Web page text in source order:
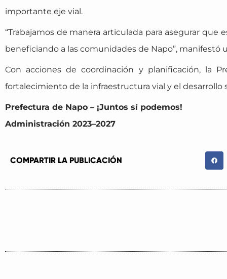
importante eje vial.
“Trabajamos de manera articulada para asegurar
beneficiando a las comunidades de Napo”,
Con acciones de coordinación y planificación, la
fortalecimiento de la infraestructura vial y el desarrollo
Prefectura de Napo – ¡Juntos sí podemos!
Administración 2023–2027
COMPARTIR LA PUBLICACIÓN